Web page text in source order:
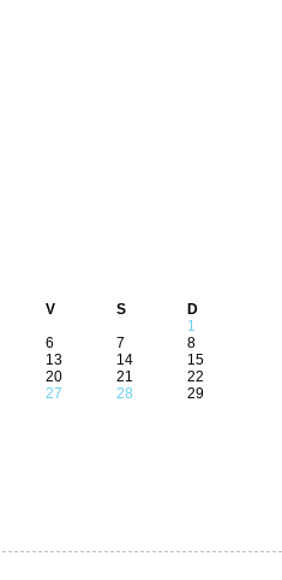
V S
D
1
6 7
8
13 14
15
20 21
22
27 28
29